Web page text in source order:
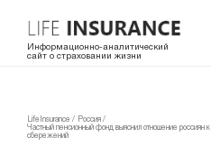
Информационно-аналитический
сайт о страховании жизни
LifeInsurance / Россия /
Частный пенсионный фонд выяснил отношение россиян
сбережений